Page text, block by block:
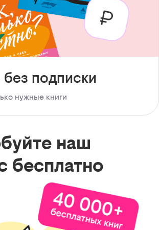
без подписки
нужные книги
наш
бесплатно